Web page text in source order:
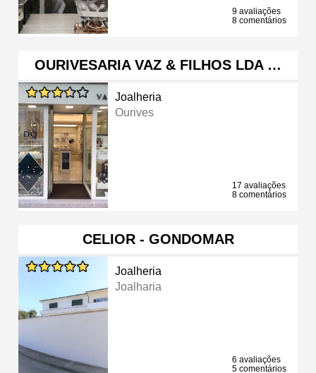
9 avaliações
8 comentários
OURIVESARIA VAZ & FILHOS LDA …
Joalheria
Ourives
17 avaliações
8 comentários
CELIOR - GONDOMAR
Joalheria
Joalharia
6 avaliações
5 comentários